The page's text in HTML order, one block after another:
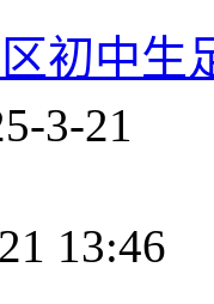
初中生
3-21
13:46